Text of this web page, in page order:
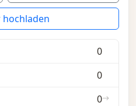
hochladen
0
0
0